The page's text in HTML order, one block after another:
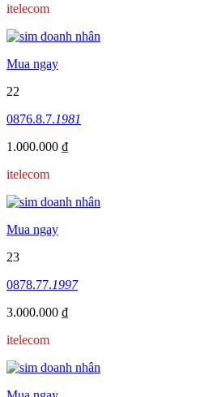
itelecom
Mua ngay
22
0876.8.7.1981
1.000.000 ₫
itelecom
Mua ngay
23
0878.77.1997
3.000.000 ₫
itelecom